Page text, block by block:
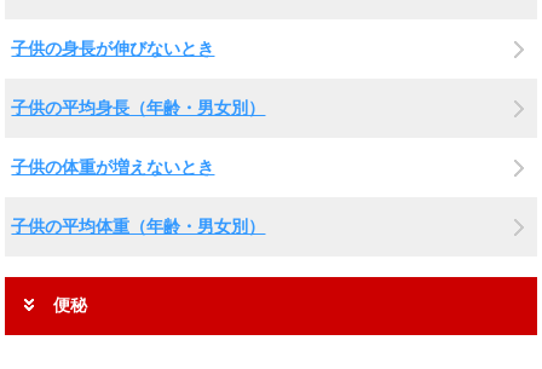
子供の身長が伸びないとき
子供の平均身長（年齢・男女別）
子供の体重が増えないとき
子供の平均体重（年齢・男女別）
便秘